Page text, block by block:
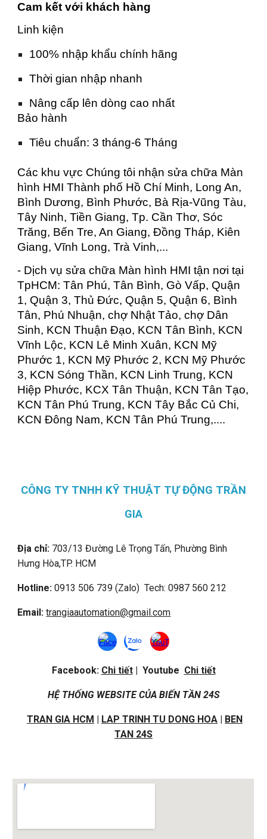
Cam kết với khách hàng
Linh kiện
100% nhập khẩu chính hãng
Thời gian nhập nhanh
Nâng cấp lên dòng cao nhất
Bảo hành
Tiêu chuẩn: 3 tháng-6 Tháng
Các khu vực Chúng tôi nhận sửa chữa Màn
hình HMI Thành phố Hồ Chí Minh, Long An,
Bình Dương, Bình Phước, Bà Rịa-Vũng Tàu,
Tây Ninh, Tiền Giang, Tp. Cần Thơ, Sóc
Trăng, Bến Tre, An Giang, Đồng Tháp, Kiên
Giang, Vĩnh Long, Trà Vinh,...
- Dịch vụ sửa chữa Màn hình HMI tận nơi tại
TpHCM: Tân Phú, Tân Bình, Gò Vấp, Quận
1, Quận 3, Thủ Đức, Quận 5, Quận 6, Bình
Tân, Phú Nhuận, chợ Nhật Tảo, chợ Dân
Sinh, KCN Thuận Đạo, KCN Tân Bình, KCN
Vĩnh Lộc, KCN Lê Minh Xuân, KCN Mỹ
Phước 1, KCN Mỹ Phước 2, KCN Mỹ Phước
3, KCN Sóng Thần, KCN Linh Trung, KCN
Hiệp Phước, KCX Tân Thuận, KCN Tân Tạo,
KCN Tân Phú Trung, KCN Tây Bắc Củ Chi,
KCN Đông Nam, KCN Tân Phú Trung,....
CÔNG TY TNHH KỸ THUẬT TỰ ĐỘNG TRẦN
GIA
Địa chỉ: 703/13 Đường Lê Trọng Tấn, Phường Bình
Hưng Hòa,TP. HCM
Hotline: 0913 506 739 (Zalo) Tech: 0987 560 212
Email:trangiaautomation@gmail.com
Facebook: Chi tiết| Youtube Chi tiết
HỆ THỐNG WEBSITE CỦA BIẾN TẦN 24S
TRAN GIA HCM | LAP TRINH TU DONG HOA | BEN
TAN 24S